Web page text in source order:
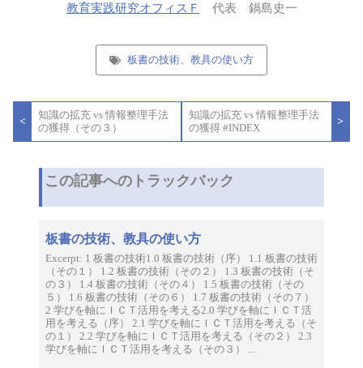
教育実践研究オフィスＦ 代表 鍋島史一
板書の技術、教具の使い方
稿
ビ
<
知識の拡充 vs 情報整理手法
の獲得（その３）
知識の拡充 vs 情報整理手法
の獲得 #INDEX
>
この記事へのトラックバック
板書の技術、教具の使い方
Excerpt: 1 板書の技術1.0 板書の技術（序） 1.1 板書の技術
（その１） 1.2 板書の技術（その２） 1.3 板書の技術（そ
の３） 1.4 板書の技術（その４） 1.5 板書の技術（その
５） 1.6 板書の技術（その６） 1.7 板書の技術（その７）
2 学びを軸にＩＣＴ活用を考える2.0 学びを軸にＩＣＴ活
用を考える（序） 2.1 学びを軸にＩＣＴ活用を考える（そ
の１） 2.2 学びを軸にＩＣＴ活用を考える（その２） 2.3
学びを軸にＩＣＴ活用を考える（その３） ...